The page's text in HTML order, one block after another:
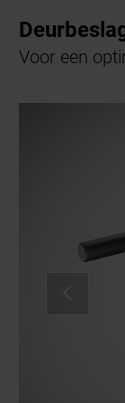
Voor een